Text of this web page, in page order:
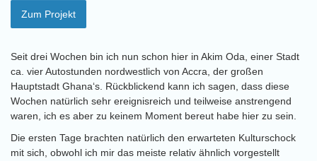
Zum Projekt
Seit drei Wochen bin ich nun schon hier in Akim Oda, einer Stadt
ca. vier Autostunden nordwestlich von Accra, der großen
Hauptstadt Ghana‘s. Rückblickend kann ich sagen, dass diese
Wochen natürlich sehr ereignisreich und teilweise anstrengend
waren, ich es aber zu keinem Moment bereut habe hier zu sein.
Die ersten Tage brachten natürlich den erwarteten Kulturschock
mit sich, obwohl ich mir das meiste relativ ähnlich vorgestellt